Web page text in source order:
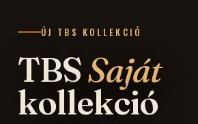
ÚJ TBS KOLLEKCIÓ
TBSSaját
kollekció